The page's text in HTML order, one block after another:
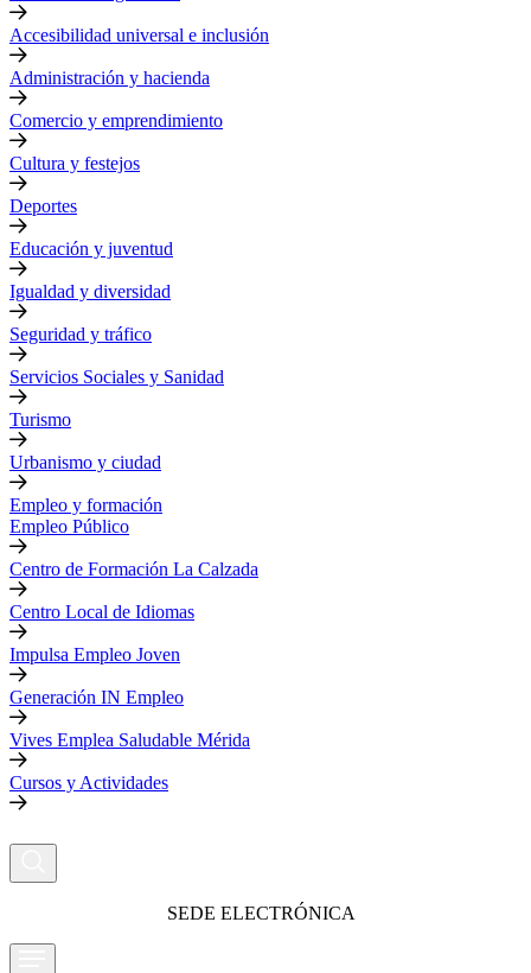
Accesibilidad universal e inclusión
Administración y hacienda
Comercio y emprendimiento
Cultura y festejos
Deportes
Educación y juventud
Igualdad y diversidad
Seguridad y tráfico
Servicios Sociales y Sanidad
Turismo
Urbanismo y ciudad
Empleo y formación
Empleo Público
Centro de Formación La Calzada
Centro Local de Idiomas
Impulsa Empleo Joven
Generación IN Empleo
Vives Emplea Saludable Mérida
Cursos y Actividades
SEDE ELECTRÓNICA